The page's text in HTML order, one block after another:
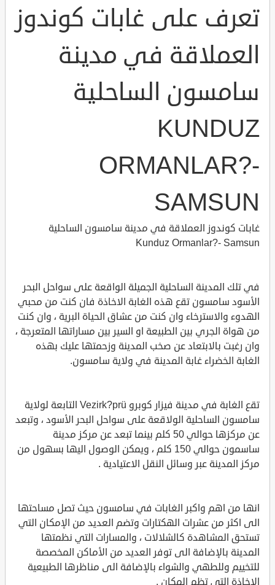
تعرف على غابات كوندوز
العملاقة في مدينة
سامسون الساحلية
KUNDUZ
ORMANLAR?-
SAMSUN
غابات كوندوز العملاقة في مدينة سامسون الساحلية
Kunduz Ormanlar?- Samsun
في تلك المدينة الساحلية الجميلة الواقعة على سواحل البحر
الأسود سامسون تقع هذه الغابة الاخاذة فان كنت من محبي
الهدوء والاسترخاء وان كنت من عشاق الحياة البرية ، وان كنت
من هواة الجري بين الطبيعة او السير بين مساراتها المتعرجة ،
وان رغبت بالابتعاد عن صخب المدينة وزحمتها عليك بهذه
الغابة الخضراء غابة المدينة في ولاية سامسون.
تقع الغابة في مدينة فيزار كوبرو Vezirk?prü التابعة لولاية
سامسون الساحلية الولاقعة على سواحل البحر الأسود ، وتبعد
عن مركزها حوالي 50 كلم بينما تبعد عن مركز مدينة
ساسمون حوالي 150 كلم ، ويمكن الوصول اليها بسهول من
مركز المدينة عبر وسائل النقل الاعتيادية .
انها من اهم واكبر الغابات في سامسون حيث تصل مساحتها
الى اكثر من عشرات الهكتارات وتضم العديد من الإمكان التي
تستحق المشاهدة كالشلالات ، والمسارات التي نظمتها
المدينة بالإضافة الى توفر العديد من الأماكن المخصصة
للتخييم وللطهي والشواء بالإضافة الى مناظرها الطبيعية
الاخاذة التي تظم المكان .